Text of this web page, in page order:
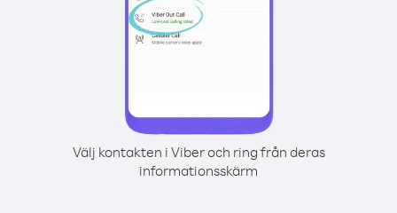
Välj kontakten i Viber och ring från deras
informationsskärm